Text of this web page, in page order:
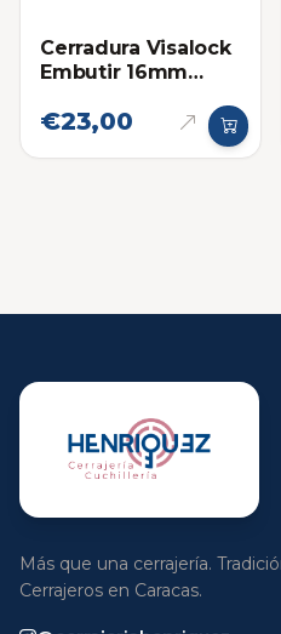
Cerradura Visalock
Embutir 16mm
Medio Napoli
€23,00
Más que una cerrajería.
Cerrajeros en Caracas.